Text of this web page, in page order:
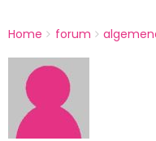
BREADCRUMBS
You
here:
Home forum